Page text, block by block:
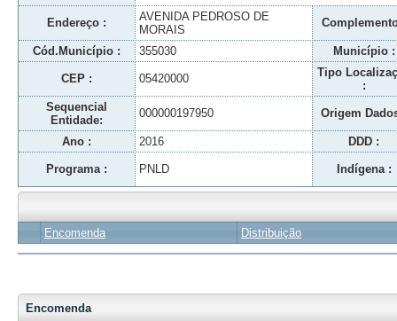
Endereço :
AVENIDA PEDROSO DE
MORAIS
Cód.Município : 355030 Município :
CEP : 05420000
Tipo
:
Sequencial
Entidade:
000000197950 Origem
Ano : 2016 DDD :
Programa : PNLD Indígena :
Encomenda Distribuição
Encomenda